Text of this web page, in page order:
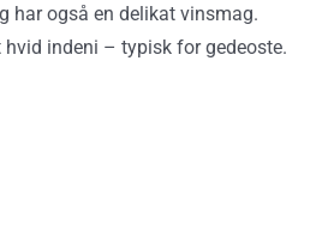
har også en delikat vinsmag.
hvid indeni – typisk for gedeoste.